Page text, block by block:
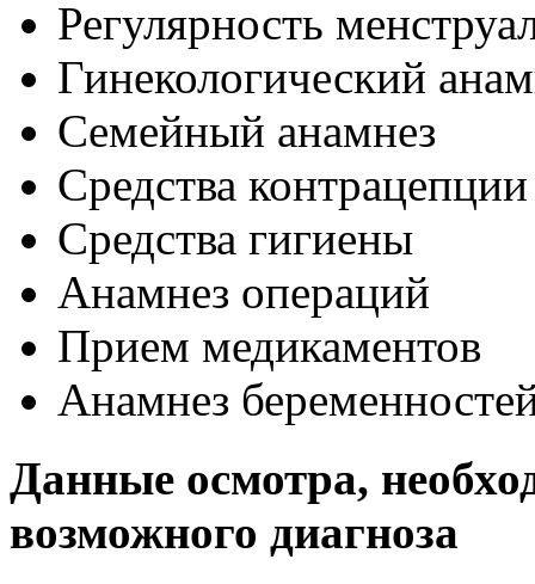
Регулярность
Гинекологический
Семейный анамнез
Средства контрацепции
Средства гигиены
Анамнез операций
Прием медикаментов
Анамнез
Данные осмотра,
возможного диагноза